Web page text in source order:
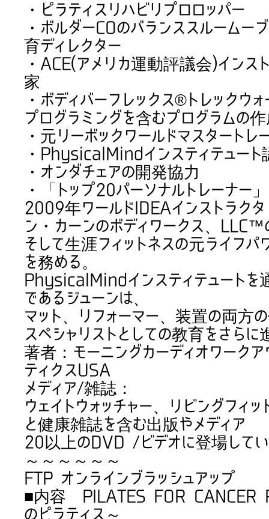
・ピラティスリハビリプロロッパー
・ボルダーCOのバランススルームー
育ディレクター
・ACE(アメリカ運動評議会)イン
家
・ボディバーフレックス®トレックウ
プログラミングを含むプログラムの
・元リーボックワールドマスタートレ
・PhysicalMindインスティテュート
・オンダチェアの開発協力
・「トップ20パーソナルトレーナー
2009年ワールドIDEAインストラク
ン・カーンのボディワークス、
そして生涯フィットネスの元ライフパ
を務める。
PhysicalMindインスティテュートを
であるジューンは、
マット、リフォーマー、装置の両方
スペシャリストとしての教育をさらに
著者：モーニングカーディオワーク
ティクスUSA
メディア/雑誌：
ウェイトウォッチャー、リビングフィ
と健康雑誌を含む出版やメディア
20以上のDVD /ビデオに登場して
～～～～～～
FTP オンラインブラッシュアップ
■内容 PILATES FOR CANCER
のピラティス～